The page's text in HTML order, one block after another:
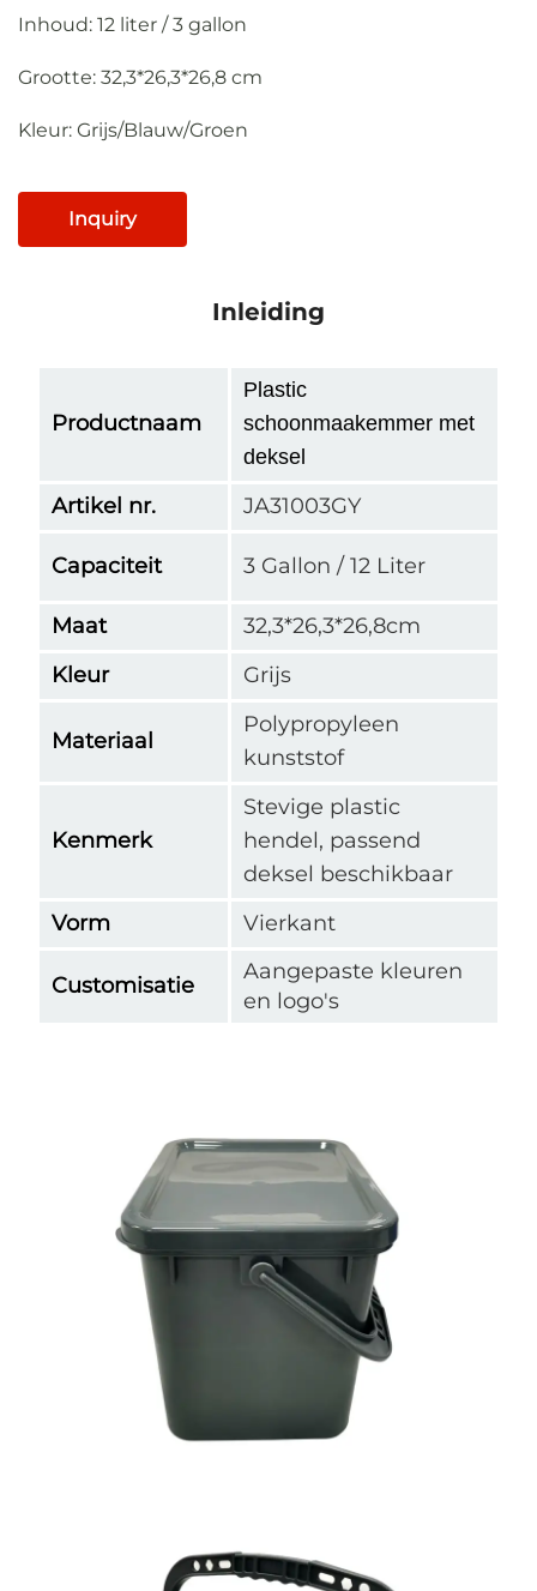
Inhoud: 12 liter / 3 gallon
Grootte: 32,3*26,3*26,8 cm
Kleur: Grijs/Blauw/Groen
Inquiry
Inleiding
Productnaam
Plastic
schoonmaakemmer met
deksel
Artikel nr. JA31003GY
Capaciteit 3 Gallon / 12 Liter
Maat
32,3*26,3*26,8cm
Kleur
Grijs
Materiaal
Polypropyleen
kunststof
Kenmerk
Stevige plastic
hendel, passend
deksel beschikbaar
Vorm
Vierkant
Customisatie
Aangepaste kleuren
en logo's